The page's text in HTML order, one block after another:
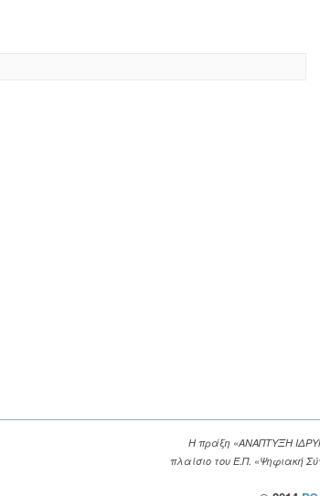
Η πράξη «ΑΝΑΠΤΥΞΗ
πλαίσιο του Ε.Π. «Ψηφιακή